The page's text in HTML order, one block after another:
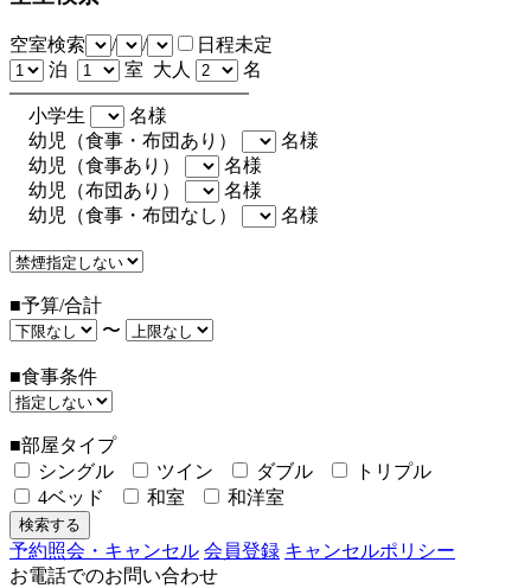
空室検索 / /
日程未定
泊
室 大人 名
小学生
名様
幼児（食事・布団あり）
名様
幼児（食事あり）
名様
幼児（布団あり）
名様
幼児（食事・布団なし）
名様
■予算/合計
〜
■食事条件
■部屋タイプ
シングル
ツイン ダブル
トリプル
4ベッド
和室 和洋室
予約照会・キャンセル 会員登録 キャンセルポリシー
お電話でのお問い合わせ